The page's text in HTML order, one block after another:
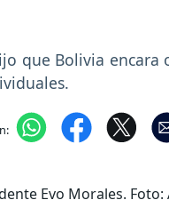
que Bolivia
Evo Morales. Foto: